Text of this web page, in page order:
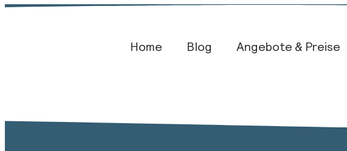
Home Blog​ Angebote & Preise